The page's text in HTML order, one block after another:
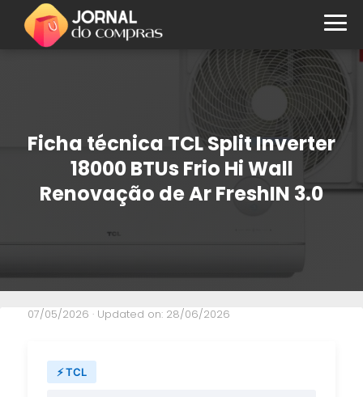
Ficha técnica TCL Split Inverter
18000 BTUs Frio Hi Wall
Renovação de Ar FreshIN 3.0
07/05/2026 · Updated on: 28/06/2026
⚡ TCL